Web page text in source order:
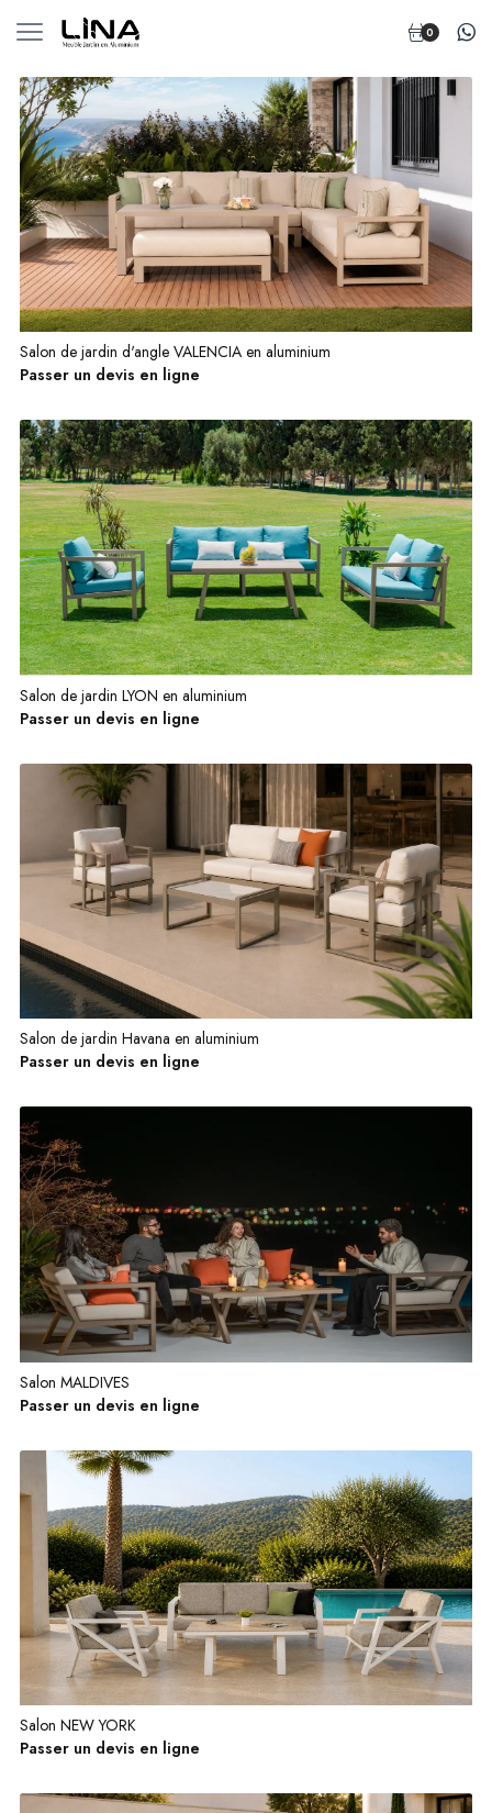
0
Salon de jardin d'angle VALENCIA en aluminium
Passer un devis en ligne
Salon de jardin LYON en aluminium
Passer un devis en ligne
Salon de jardin Havana en aluminium
Passer un devis en ligne
Salon MALDIVES
Passer un devis en ligne
Salon NEW YORK
Passer un devis en ligne